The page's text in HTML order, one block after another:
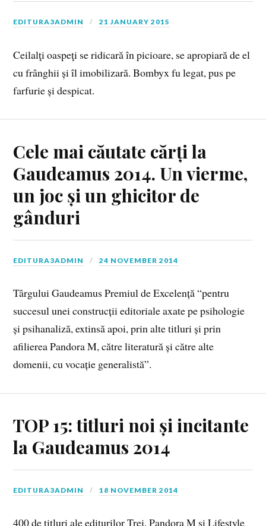
EDITURA3ADMIN 21 JANUARY 2015
Ceilalţi oaspeţi se ridicară în picioare, se apropiară de el
cu frânghii și îl imobilizară. Bombyx fu legat, pus pe
farfurie și despicat.
Cele mai căutate cărți la
Gaudeamus 2014. Un vierme,
un joc și un ghicitor de
gânduri
EDITURA3ADMIN 24 NOVEMBER 2014
Târgului Gaudeamus Premiul de Excelență “pentru
succesul unei construcții editoriale axate pe psihologie
și psihanaliză, extinsă apoi, prin alte titluri și prin
afilierea Pandora M, către literatură și către alte
domenii, cu vocație generalistă”.
TOP 15: titluri noi și incitante
la Gaudeamus 2014
EDITURA3ADMIN 18 NOVEMBER 2014
400 de titluri ale editurilor Trei, Pandora M şi Lifestyle